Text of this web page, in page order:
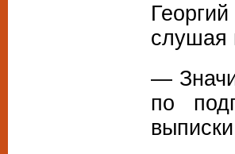
слушая
—
по